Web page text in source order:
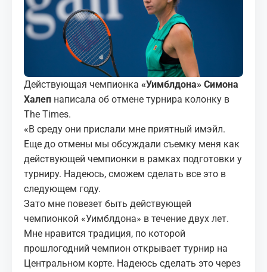
UZ-PIN
Действующая чемпионка «Уимблдона» Симона
Халеп написала об отмене турнира колонку в
The Times.
«В среду они прислали мне приятный имэйл.
Еще до отмены мы обсуждали съемку меня как
действующей чемпионки в рамках подготовки у
турниру. Надеюсь, сможем сделать все это в
следующем году.
Зато мне повезет быть действующей
чемпионкой «Уимблдона» в течение двух лет.
Мне нравится традиция, по которой
прошлогодний чемпион открывает турнир на
Центральном корте. Надеюсь сделать это через